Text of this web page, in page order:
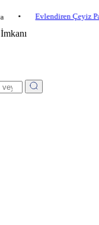
Evlendiren Çeyiz Paketleri
İmkanı